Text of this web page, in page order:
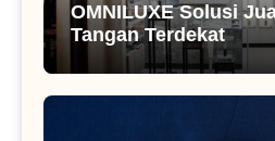
OMNILUXE Solusi
Tangan Terdekat